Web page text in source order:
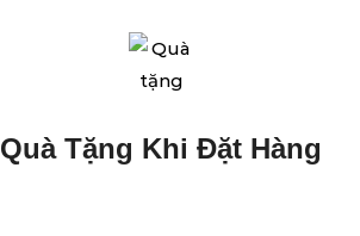
Quà Tặng Khi Đặt Hàng